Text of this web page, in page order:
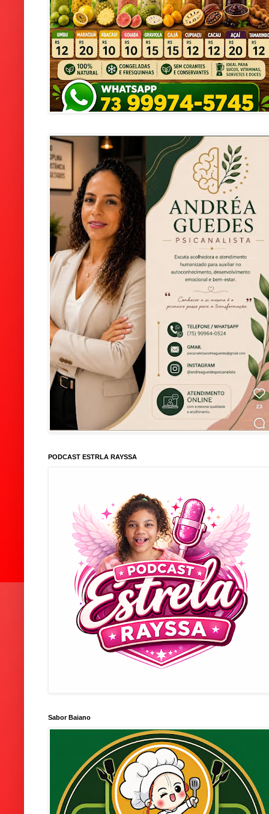
PODCAST ESTRLA RAYSSA
Sabor Baiano